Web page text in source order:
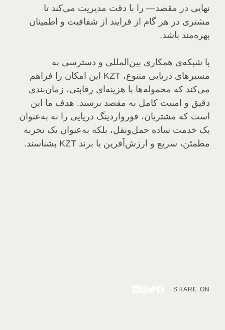
نهایی در مقصد— را با دقت مدیریت می‌کند تا
مشتری در هر گام از فرایند از شفافیت و اطمینان
بهره‌مند باشد.
با شبکه‌ی همکاری بین‌المللی و دسترسی به
مسیرهای دریایی متنوع، KZT این امکان را فراهم
می‌کند که محموله‌ها با هزینه‌ای رقابتی، زمان‌بندی
دقیق و امنیت کامل به مقصد برسند. هدف ما این
است که مشتریان، فورواردینگ دریایی را نه به‌عنوان
یک خدمت ساده حمل‌ونقل، بلکه به‌عنوان یک تجربه
مطمئن، سریع و ارزش‌آفرین با برند KZT بشناسند.
SHARE ON